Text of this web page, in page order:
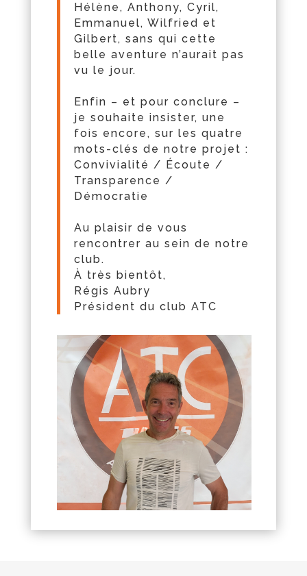
Hélène, Anthony, Cyril,
Emmanuel, Wilfried et
Gilbert, sans qui cette
belle aventure n’aurait pas
vu le jour.
Enfin – et pour conclure –
je souhaite insister, une
fois encore, sur les quatre
mots-clés de notre projet :
Convivialité / Écoute /
Transparence /
Démocratie
Au plaisir de vous
rencontrer au sein de notre
club.
À très bientô t,
Régis Aubry
Président du club ATC